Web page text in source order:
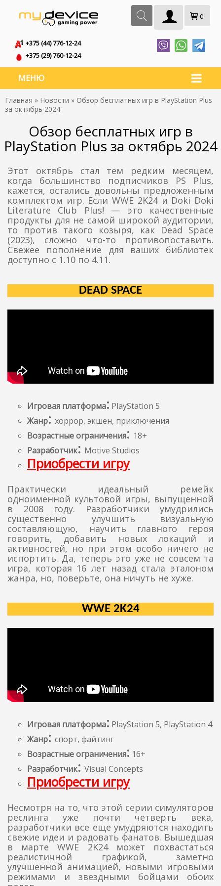
0
+375 (44) 776-12-24
+375 (29) 760-12-24
МЕНЮ
Главная » Новости » Обзор бесплатных игр в PlayStation Plus
за октябрь 2024
Обзор бесплатных игр в
PlayStation Plus за октябрь 2024
Этот октябрь стал тем редким месяцем,
когда большинство подписчиков PS Plus,
кажется, остались довольны предложенным
комплектом игр. Если WWE 2K24 и Doki Doki
Literature Club Plus! — это качественные
продукты для не самой широкой аудитории,
то против такого козыря, как Dead Space
(2023), сложно что-то противопоставить.
Свежее пополнение для ваших библиотек
доступно с 1.10 по 4.11.
DEAD SPACE
Игровая платформа: PlayStation 5
Жанр: хоррор, экшен, приключения
Возрастные ограничения: 18+
Разработчик: Motive Studios
Приобрести игру
Практически идеальный ремейк
одноименной культовой игры, выпущенной
в 2008 году. Разработчики умудрились
существенно улучшить визуальную
составляющую, научить главного героя
говорить, добавить новых локаций и
активностей, но при этом особо ничего не
испортить. Да, теперь это уже не совсем та
игра, которая 16 лет назад стала эталоном
жанра, но, поверьте, она ничуть не хуже.
WWE 2K24
Игровая платформа: PlayStation 5, PlayStation 4
Жанр: спорт, файтинг
Возрастные ограничения: 16+
Разработчик: Visual Concepts
Приобрести игру
Несмотря на то, что этой серии симуляторов
реслинга уже почти четверть века,
разработчики все еще умудряются находить
свежие идеи и радовать фанатов. Вышедшая
в марте WWE 2K24 может похвастаться
реалистичной графикой, заметно
улучшенной анимацией, новыми игровыми
режимами и звездными бойцами обоих